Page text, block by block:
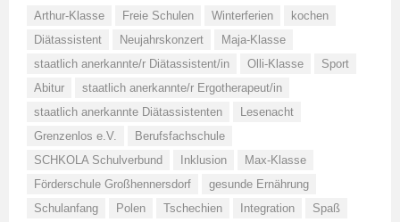
Arthur-Klasse Freie Schulen Winterferien
kochen
Diätassistent
Neujahrskonzert
Maja-Klasse
staatlich anerkannte/r Diätassistent/in
Olli-Klasse
Sport
Abitur
staatlich anerkannte/r Ergotherapeut/in
staatlich anerkannte Diätassistenten
Lesenacht
Grenzenlos e.V.
Berufsfachschule
SCHKOLA Schulverbund
Inklusion
Max-Klasse
Förderschule Großhennersdorf
gesunde Ernährung
Schulanfang
Polen Tschechien Integration
Spaß